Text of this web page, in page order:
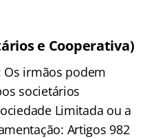
e Cooperativa)
Os irmãos podem
societários
Limitada ou a
Artigos 982